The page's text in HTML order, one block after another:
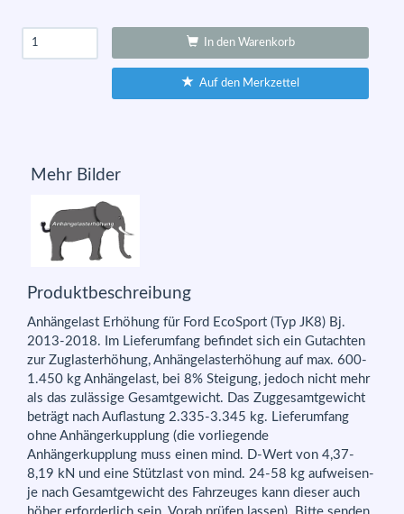
In den Warenkorb
Auf den Merkzettel
Mehr Bilder
Produktbeschreibung
Anhängelast Erhöhung für Ford EcoSport (Typ JK8) Bj.
2013-2018. Im Lieferumfang befindet sich ein Gutachten
zur Zuglasterhöhung, Anhängelasterhöhung auf max. 600-
1.450 kg Anhängelast, bei 8% Steigung, jedoch nicht mehr
als das zulässige Gesamtgewicht. Das Zuggesamtgewicht
beträgt nach Auflastung 2.335-3.345 kg. Lieferumfang
ohne Anhängerkupplung (die vorliegende
Anhängerkupplung muss einen mind. D-Wert von 4,37-
8,19 kN und eine Stützlast von mind. 24-58 kg aufweisen-
je nach Gesamtgewicht des Fahrzeuges kann dieser auch
höher erforderlich sein. Vorab prüfen lassen). Bitte senden